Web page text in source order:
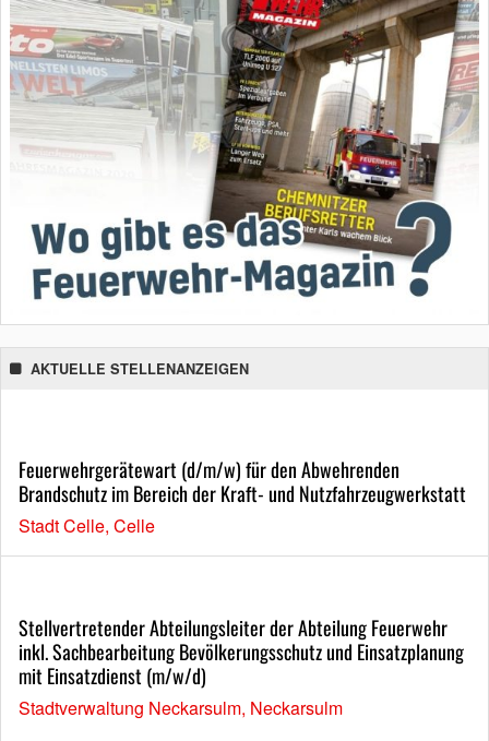
AKTUELLE STELLENANZEIGEN
Feuerwehrgerätewart (d/m/w) für den Abwehrenden
Brandschutz im Bereich der Kraft- und Nutzfahrzeugwerkstatt
Stadt Celle, Celle
Stellvertretender Abteilungsleiter der Abteilung Feuerwehr
inkl. Sachbearbeitung Bevölkerungsschutz und Einsatzplanung
mit Einsatzdienst (m/w/d)
Stadtverwaltung Neckarsulm, Neckarsulm